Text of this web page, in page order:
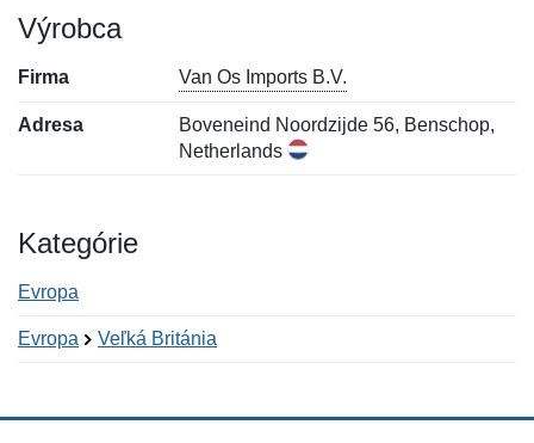
Výrobca
Firma Van Os Imports B.V.
Adresa
Boveneind Noordzijde 56, Benschop,
Netherlands
Kategórie
Evropa
Evropa Veľká Británia